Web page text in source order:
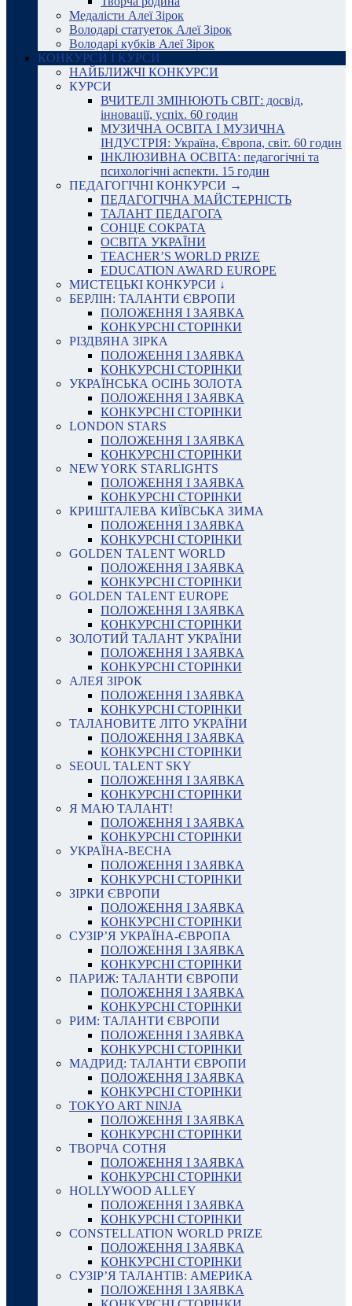
Медалісти Алеї Зірок
Володарі статуеток Алеї Зірок
Володарі кубків Алеї Зірок
КОНКУРСИ І КУРСИ
НАЙБЛИЖЧІ КОНКУРСИ
КУРСИ
ВЧИТЕЛІ ЗМІНЮЮТЬ СВІТ: досвід,
інновації, успіх. 60 годин
МУЗИЧНА ОСВІТА І МУЗИЧНА
ІНДУСТРІЯ: Україна, Європа, світ. 60 годин
ІНКЛЮЗИВНА ОСВІТА: педагогічні та
психологічні аспекти. 15 годин
ПЕДАГОГІЧНІ КОНКУРСИ →
ПЕДАГОГІЧНА МАЙСТЕРНІСТЬ
ТАЛАНТ ПЕДАГОГА
СОНЦЕ СОКРАТА
ОСВІТА УКРАЇНИ
TEACHER’S WORLD PRIZE
EDUCATION AWARD EUROPE
МИСТЕЦЬКІ КОНКУРСИ ↓
БЕРЛІН: ТАЛАНТИ ЄВРОПИ
ПОЛОЖЕННЯ І ЗАЯВКА
КОНКУРСНІ СТОРІНКИ
РІЗДВЯНА ЗІРКА
ПОЛОЖЕННЯ І ЗАЯВКА
КОНКУРСНІ СТОРІНКИ
УКРАЇНСЬКА ОСІНЬ ЗОЛОТА
ПОЛОЖЕННЯ І ЗАЯВКА
КОНКУРСНІ СТОРІНКИ
LONDON STARS
ПОЛОЖЕННЯ І ЗАЯВКА
КОНКУРСНІ СТОРІНКИ
NEW YORK STARLIGHTS
ПОЛОЖЕННЯ І ЗАЯВКА
КОНКУРСНІ СТОРІНКИ
КРИШТАЛЕВА КИЇВСЬКА ЗИМА
ПОЛОЖЕННЯ І ЗАЯВКА
КОНКУРСНІ СТОРІНКИ
GOLDEN TALENT WORLD
ПОЛОЖЕННЯ І ЗАЯВКА
КОНКУРСНІ СТОРІНКИ
GOLDEN TALENT EUROPE
ПОЛОЖЕННЯ І ЗАЯВКА
КОНКУРСНІ СТОРІНКИ
ЗОЛОТИЙ ТАЛАНТ УКРАЇНИ
ПОЛОЖЕННЯ І ЗАЯВКА
КОНКУРСНІ СТОРІНКИ
АЛЕЯ ЗІРОК
ПОЛОЖЕННЯ І ЗАЯВКА
КОНКУРСНІ СТОРІНКИ
ТАЛАНОВИТЕ ЛІТО УКРАЇНИ
ПОЛОЖЕННЯ І ЗАЯВКА
КОНКУРСНІ СТОРІНКИ
SEOUL TALENT SKY
ПОЛОЖЕННЯ І ЗАЯВКА
КОНКУРСНІ СТОРІНКИ
Я МАЮ ТАЛАНТ!
ПОЛОЖЕННЯ І ЗАЯВКА
КОНКУРСНІ СТОРІНКИ
УКРАЇНА-ВЕСНА
ПОЛОЖЕННЯ І ЗАЯВКА
КОНКУРСНІ СТОРІНКИ
ЗІРКИ ЄВРОПИ
ПОЛОЖЕННЯ І ЗАЯВКА
КОНКУРСНІ СТОРІНКИ
СУЗІР’Я УКРАЇНА-ЄВРОПА
ПОЛОЖЕННЯ І ЗАЯВКА
КОНКУРСНІ СТОРІНКИ
ПАРИЖ: ТАЛАНТИ ЄВРОПИ
ПОЛОЖЕННЯ І ЗАЯВКА
КОНКУРСНІ СТОРІНКИ
РИМ: ТАЛАНТИ ЄВРОПИ
ПОЛОЖЕННЯ І ЗАЯВКА
КОНКУРСНІ СТОРІНКИ
МАДРИД: ТАЛАНТИ ЄВРОПИ
ПОЛОЖЕННЯ І ЗАЯВКА
КОНКУРСНІ СТОРІНКИ
TOKYO ART NINJA
ПОЛОЖЕННЯ І ЗАЯВКА
КОНКУРСНІ СТОРІНКИ
ТВОРЧА СОТНЯ
ПОЛОЖЕННЯ І ЗАЯВКА
КОНКУРСНІ СТОРІНКИ
HOLLYWOOD ALLEY
ПОЛОЖЕННЯ І ЗАЯВКА
КОНКУРСНІ СТОРІНКИ
CONSTELLATION WORLD PRIZE
ПОЛОЖЕННЯ І ЗАЯВКА
КОНКУРСНІ СТОРІНКИ
СУЗІР’Я ТАЛАНТІВ: АМЕРИКА
ПОЛОЖЕННЯ І ЗАЯВКА